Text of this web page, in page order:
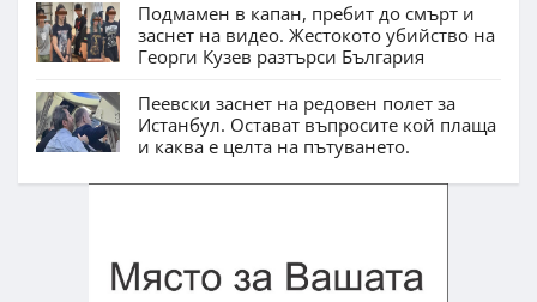
Подмамен в капан, пребит до смърт и
заснет на видео. Жестокото убийство на
Георги Кузев разтърси България
Пеевски заснет на редовен полет за
Истанбул. Остават въпросите кой плаща
и каква е целта на пътуването.